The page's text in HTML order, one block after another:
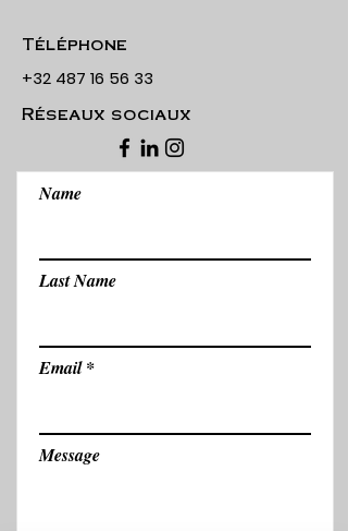
Téléphone
+32 487 16 56 33
Réseaux sociaux
Name
Last Name
Email
Message